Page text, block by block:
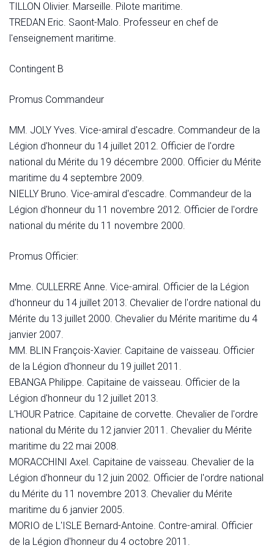
TILLON Olivier. Marseille. Pilote maritime.
TREDAN Eric. Saont-Malo. Professeur en chef de
l'enseignement maritime.
Contingent B
Promus Commandeur
MM. JOLY Yves. Vice-amiral d'escadre. Commandeur de la
Légion d'honneur du 14 juillet 2012. Officier de l'ordre
national du Mérite du 19 décembre 2000. Officier du Mérite
maritime du 4 septembre 2009.
NIELLY Bruno. Vice-amiral d'escadre. Commandeur de la
Légion d'honneur du 11 novembre 2012. Officier de l'ordre
national du mérite du 11 novembre 2000.
Promus Officier:
Mme. CULLERRE Anne. Vice-amiral. Officier de la Légion
d'honneur du 14 juillet 2013. Chevalier de l'ordre national du
Mérite du 13 juillet 2000. Chevalier du Mérite maritime du 4
janvier 2007.
MM. BLIN François-Xavier. Capitaine de vaisseau. Officier
de la Légion d'honneur du 19 juillet 2011.
EBANGA Philippe. Capitaine de vaisseau. Officier de la
Légion d'honneur du 12 juillet 2013.
L'HOUR Patrice. Capitaine de corvette. Chevalier de l'ordre
national du Mérite du 12 janvier 2011. Chevalier du Mérite
maritime du 22 mai 2008.
MORACCHINI Axel. Capitaine de vaisseau. Chevalier de la
Légion d'honneur du 12 juin 2002. Officier de l'ordre national
du Mérite du 11 novembre 2013. Chevalier du Mérite
maritime du 6 janvier 2005.
MORIO de L'ISLE Bernard-Antoine. Contre-amiral. Officier
de la Légion d'honneur du 4 octobre 2011.